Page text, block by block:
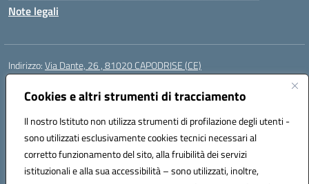
Cookies e altri strumenti di tracciamento
Il nostro Istituto non utilizza strumenti di profilazione degli utenti -
sono utilizzati esclusivamente cookies tecnici necessari al
corretto funzionamento del sito, alla fruibilità dei servizi
istituzionali e alla sua accessibilità – sono utilizzati, inoltre,
Note legali
Indirizzo:Via Dante, 26 , 81020 CAPODRISE (CE)
Centralino:
Posta elettronica certificata (PEC):CEIC83000V@pec.istruzione.it
Codice fiscale: 80103200616
Codice meccanografico:CEIC83000V
Codice Indice delle Pubbliche Amministrazioni (IPA): istsc_ceic83000v
Codice unico di fatturazione (CUF): UFO76N